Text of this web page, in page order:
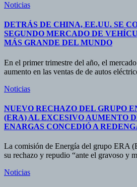
Noticias
DETRÁS DE CHINA, EE.UU. SE
SEGUNDO MERCADO DE
MÁS GRANDE DEL MUNDO
En el primer trimestre del año, el
aumento en las ventas de de autos
Noticias
NUEVO RECHAZO DEL GRUPO
(ERA) AL EXCESIVO AUMENTO
ENARGAS CONCEDIÓ A
La comisión de Energía del grupo ERA
su rechazo y repudio “ante el gravoso y
Noticias